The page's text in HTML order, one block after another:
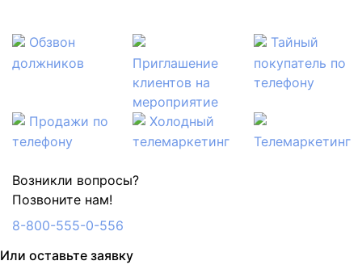
Обзвон
должников
Приглашение
клиентов на
мероприятие
Тайный
покупатель по
телефону
Продажи по
телефону
Холодный
телемаркетинг
Телемаркетинг
Возникли вопросы?
Позвоните нам!
8-800-555-0-556
Или оставьте заявку